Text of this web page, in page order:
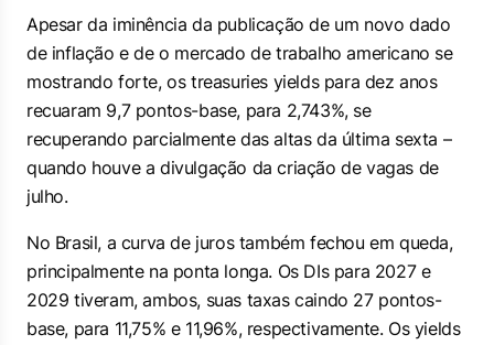
Apesar da iminência da publicação de um novo dado
de inflação e de o mercado de trabalho americano se
mostrando forte, os treasuries yields para dez anos
recuaram 9,7 pontos-base, para 2,743%, se
recuperando parcialmente das altas da última sexta –
quando houve a divulgação da criação de vagas de
julho.
No Brasil, a curva de juros também fechou em queda,
principalmente na ponta longa. Os DIs para 2027 e
2029 tiveram, ambos, suas taxas caindo 27 pontos-
base, para 11,75% e 11,96%, respectivamente. Os yields